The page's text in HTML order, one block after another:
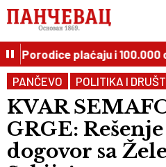
Porodice plaćaju i 100.000
PANČEVO
POLITIKA I
KVAR
GRGE:
dogovor sa